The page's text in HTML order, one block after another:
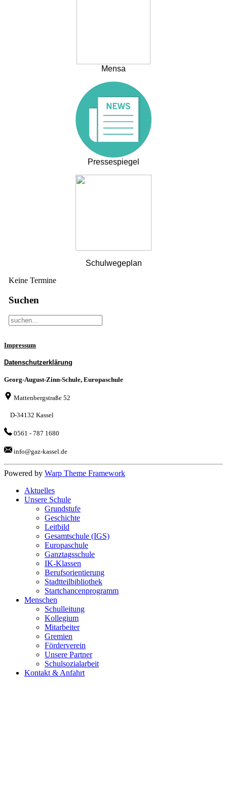
Mensa
Pressespiegel
Schulwegeplan
Keine Termine
Suchen
Impressum
Datenschutzerklärung
Georg-August-Zinn-Schule, Europaschule
Mattenbergstraße 52
D-34132 Kassel
0561 - 787 1680
info@gaz-kassel.de
Powered by Warp Theme Framework
Aktuelles
Unsere Schule
Grundstufe
Geschichte
Leitbild
Gesamtschule (IGS)
Europaschule
Ganztagsschule
IK-Klassen
Berufsorientierung
Stadtteilbibliothek
Startchancenprogramm
Menschen
Schulleitung
Kollegium
Mitarbeiter
Gremien
Förderverein
Unsere Partner
Schulsozialarbeit
Kontakt & Anfahrt